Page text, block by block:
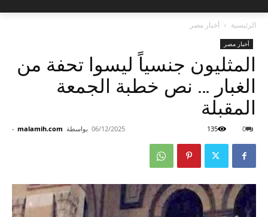
الرئيسية أخبار مصر
أخبار مصر
المثليون جنسياً ليسوا تحفة من
الغبار … نص خطبة الجمعة
المقبلة
بواسطة malamih.com
- 06/12/2025 0
135